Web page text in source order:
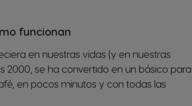
funcionan
en nuestras vidas (y en nuestras
2000, se ha convertido en un básico para
en pocos minutos y con todas las